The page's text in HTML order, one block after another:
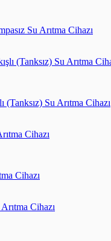
Su Arıtma Cihazı
(Tanksız) Su Arıtma Cihazı
Cihazı